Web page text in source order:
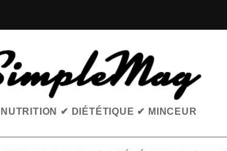
✔ DIÉTÉTIQUE ✔ MINCEUR